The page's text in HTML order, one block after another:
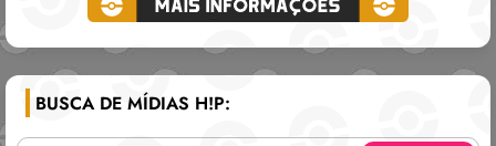
BUSCA DE MÍDIAS H!P: